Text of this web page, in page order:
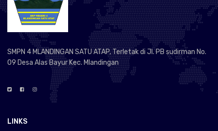
SMPN 4 MLANDINGAN SATU ATAP, Terletak di Jl. PB sudirman No.
09 Desa Alas Bayur Kec. Mlandingan
LINKS